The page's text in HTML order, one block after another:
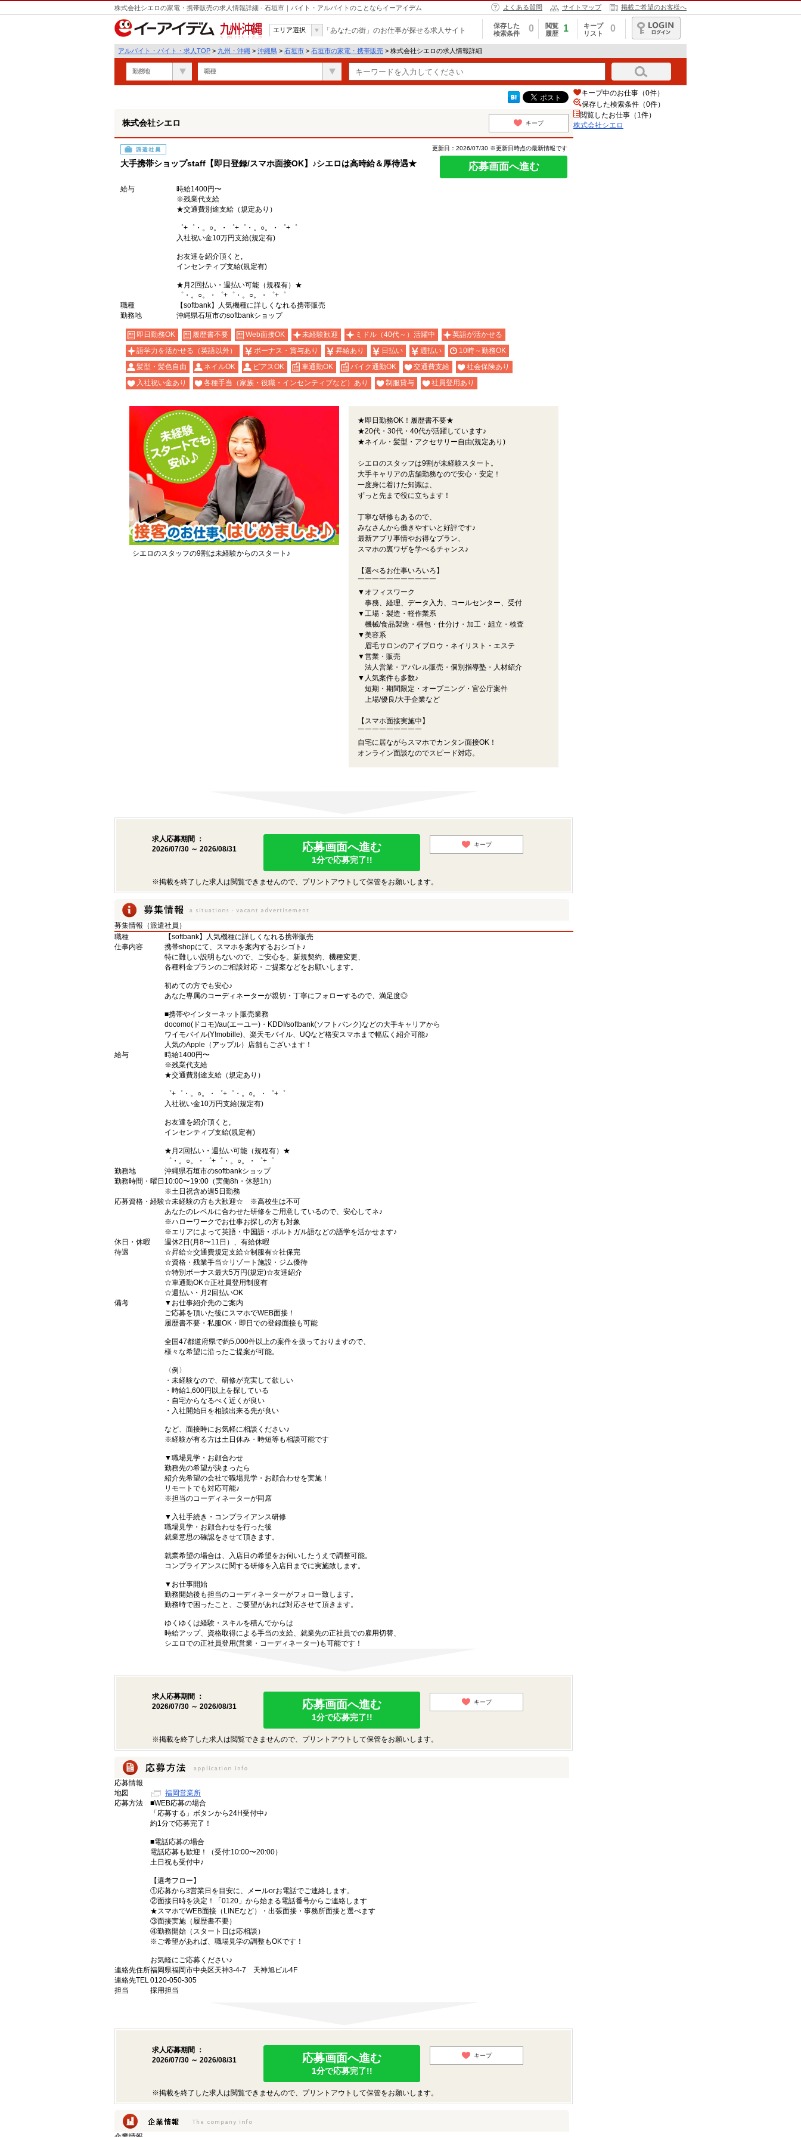
株式会社シエロの家電・携帯販売の求人情報詳細 - 石垣市｜バイト・アルバイトのことならイーアイデム よくある質問 サイトマップ 掲載ご希望のお客様へ
九州・沖縄
エリア選択 「あなたの街」のお仕事が探せる求人サイト
保存した
検索条件
0
閲覧
履歴
1
キープ
リスト
0
ログイン
アルバイト・バイト・求人TOP > 九州・沖縄 > 沖縄県 > 石垣市 > 石垣市の家電・携帯販売 > 株式会社シエロの求人情報詳細
勤務地 職種
株式会社シエロ キープ
派遣社員
大手携帯ショップstaff【即日登録/スマホ面接OK】♪シエロは高時給＆厚待遇★
更新日：2026/07/30 ※更新日時点の最新情報です
応募画面へ進む
給与
時給1400円〜
※残業代支給
★交通費別途支給（規定あり）
゜+゜・。○。・゜+゜・。○。・゜+゜
入社祝い金10万円支給(規定有)
お友達を紹介頂くと,
インセンティブ支給(規定有)
★月2回払い・週払い可能（規程有）★
゜・。○。・゜+゜・。○。・゜+゜
職種
【softbank】人気機種に詳しくなれる携帯販売
勤務地
沖縄県石垣市のsoftbankショップ
即日勤務OK 履歴書不要 Web面接OK 未経験歓迎 ミドル（40代～）活躍中
英語が活かせる
語学力を活かせる（英語以外）
ボーナス・賞与あり 昇給あり 日払い 週払い
10時～勤務OK
髪型・髪色自由
ネイルOK ピアスOK 車通勤OK バイク通勤OK 交通費支給
社会保険あり
入社祝い金あり
各種手当（家族・役職・インセンティブなど）あり 制服貸与 社員登用あり
シエロのスタッフの9割は未経験からのスタート♪
★即日勤務OK！履歴書不要★
★20代・30代・40代が活躍しています♪
★ネイル・髪型・アクセサリー自由(規定あり)
シエロのスタッフは9割が未経験スタート。
大手キャリアの店舗勤務なので安心・安定！
一度身に着けた知識は、
ずっと先まで役に立ちます！
丁寧な研修もあるので、
みなさんから働きやすいと好評です♪
最新アプリ事情やお得なプラン、
スマホの裏ワザを学べるチャンス♪
【選べるお仕事いろいろ】
￣￣￣￣￣￣￣￣￣￣￣
▼オフィスワーク
事務、経理、データ入力、コールセンター、受付
▼工場・製造・軽作業系
機械/食品製造・梱包・仕分け・加工・組立・検査
▼美容系
眉毛サロンのアイブロウ・ネイリスト・エステ
▼営業・販売
法人営業・アパレル販売・個別指導塾・人材紹介
▼人気案件も多数♪
短期・期間限定・オープニング・官公庁案件
上場/優良/大手企業など
【スマホ面接実施中】
￣￣￣￣￣￣￣￣￣
自宅に居ながらスマホでカンタン面接OK！
オンライン面談なのでスピード対応。
求人応募期間 ：
2026/07/30 ～ 2026/08/31
応募画面へ進む
1分で応募完了!!
キープ
※掲載を終了した求人は閲覧できませんので、プリントアウトして保管をお願いします。
募集情報（派遣社員）
職種
【softbank】人気機種に詳しくなれる携帯販売
仕事内容
携帯shopにて、スマホを案内するおシゴト♪
特に難しい説明もないので、ご安心を。新規契約、機種変更、
各種料金プランのご相談対応・ご提案などをお願いします。
初めての方でも安心♪
あなた専属のコーディネーターが親切・丁寧にフォローするので、満足度◎
■携帯やインターネット販売業務
docomo(ドコモ)/au(エーユー)・KDDI/softbank(ソフトバンク)などの大手キャリアから
ワイモバイル(Y!mobille)、楽天モバイル、UQなど格安スマホまで幅広く紹介可能♪
人気のApple（アップル）店舗もございます！
給与
時給1400円〜
※残業代支給
★交通費別途支給（規定あり）
゜+゜・。○。・゜+゜・。○。・゜+゜
入社祝い金10万円支給(規定有)
お友達を紹介頂くと,
インセンティブ支給(規定有)
★月2回払い・週払い可能（規程有）★
゜・。○。・゜+゜・。○。・゜+゜
勤務地
沖縄県石垣市のsoftbankショップ
勤務時間・曜日 10:00〜19:00（実働8h・休憩1h）
※土日祝含め週5日勤務
応募資格・経験☆未経験の方も大歓迎☆ ※高校生は不可
あなたのレベルに合わせた研修をご用意しているので、安心してネ♪
※ハローワークでお仕事お探しの方も対象
※エリアによって英語・中国語・ポルトガル語などの語学を活かせます♪
休日・休暇
週休2日(月8〜11日）、有給休暇
待遇
☆昇給☆交通費規定支給☆制服有☆社保完
☆資格・残業手当☆リゾート施設・ジム優待
☆特別ボーナス最大5万円(規定)☆友達紹介
☆車通勤OK☆正社員登用制度有
☆週払い・月2回払いOK
備考
▼お仕事紹介先のご案内
ご応募を頂いた後にスマホでWEB面接！
履歴書不要・私服OK・即日での登録面接も可能
全国47都道府県で約5,000件以上の案件を扱っておりますので、
様々な希望に沿ったご提案が可能。
〈例〉
・未経験なので、研修が充実して欲しい
・時給1,600円以上を探している
・自宅からなるべく近くが良い
・入社開始日を相談出来る先が良い
など、面接時にお気軽に相談ください♪
※経験が有る方は土日休み・時短等も相談可能です
▼職場見学・お顔合わせ
勤務先の希望が決まったら
紹介先希望の会社で職場見学・お顔合わせを実施！
リモートでも対応可能♪
※担当のコーディネーターが同席
▼入社手続き・コンプライアンス研修
職場見学・お顔合わせを行った後
就業意思の確認をさせて頂きます。
就業希望の場合は、入店日の希望をお伺いしたうえで調整可能。
コンプライアンスに関する研修を入店日までに実施致します。
▼お仕事開始
勤務開始後も担当のコーディネーターがフォロー致します。
勤務時で困ったこと、ご要望があれば対応させて頂きます。
ゆくゆくは経験・スキルを積んでからは
時給アップ、資格取得による手当の支給、就業先の正社員での雇用切替、
シエロでの正社員登用(営業・コーディネーター)も可能です！
求人応募期間 ：
2026/07/30 ～ 2026/08/31
応募画面へ進む
1分で応募完了!!
キープ
※掲載を終了した求人は閲覧できませんので、プリントアウトして保管をお願いします。
応募情報
地図
福岡営業所
応募方法
■WEB応募の場合
「応募する」ボタンから24H受付中♪
約1分で応募完了！
■電話応募の場合
電話応募も歓迎！（受付:10:00〜20:00）
土日祝も受付中♪
【選考フロー】
①応募から3営業日を目安に、メールorお電話でご連絡します。
②面接日時を決定！「0120」から始まる電話番号からご連絡します
★スマホでWEB面接（LINEなど）・出張面接・事務所面接と選べます
③面接実施（履歴書不要）
④勤務開始（スタート日は応相談）
※ご希望があれば、職場見学の調整もOKです！
お気軽にご応募ください♪
連絡先住所福岡県福岡市中央区天神3-4-7 天神旭ビル4F
連絡先TEL0120-050-305
担当
採用担当
求人応募期間 ：
2026/07/30 ～ 2026/08/31
応募画面へ進む
1分で応募完了!!
キープ
※掲載を終了した求人は閲覧できませんので、プリントアウトして保管をお願いします。
キープ中のお仕事（0件）
保存した検索条件（0件）
閲覧したお仕事（1件）
株式会社シエロ